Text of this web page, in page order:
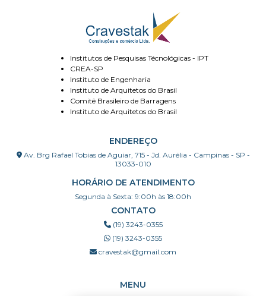
Institutos de Pesquisas Técnológicas - IPT
CREA-SP
Instituto de Engenharia
Instituto de Arquitetos do Brasil
Comitê Brasileiro de Barragens
Instituto de Arquitetos do Brasil
ENDEREÇO
Av. Brg Rafael Tobias de Aguiar, 715 - Jd. Aurélia - Campinas - SP -
13033-010
HORÁRIO DE ATENDIMENTO
Segunda à Sexta: 9:00h às 18:00h
CONTATO
(19) 3243-0355
(19) 3243-0355
cravestak@gmail.com
MENU